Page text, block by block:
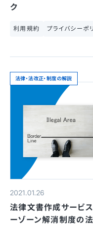
ク
利用規約 プライバシーポ
法律・法改正・制度の解説
2021.01.26
法律文書作成サービ
ーゾーン解消制度の